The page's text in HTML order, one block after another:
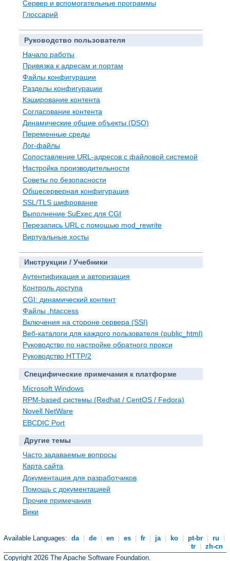
Сервер и вспомогательные программы
Глоссарий
Руководство пользователя
Начало работы
Привязка к адресам и портам
Файлы конфигурации
Разделы конфигурации
Кэширование контента
Согласование контента
Динамические общие объекты (DSO)
Переменные среды
Лог-файлы
Сопоставление URL-адресов с файловой системой
Настройка производительности
Советы по безопасности
Общесерверная конфигурация
SSL/TLS шифрование
Выполнение SuExec для CGI
Перезапись URL с помощью mod_rewrite
Виртуальные хосты
Инструкции / Учебники
Аутентификация и авторизация
Контроль доступа
CGI: динамический контент
Файлы .htaccess
Включения на стороне сервера (SSI)
Веб-каталоги для каждого пользователя (public_html)
Руководство по настройке обратного прокси
Руководство HTTP/2
Специфические примечания к платформе
Microsoft Windows
RPM-based системы (Redhat / CentOS / Fedora)
Novell NetWare
EBCDIC Port
Другие темы
Часто задаваемые вопросы
Карта сайта
Документация для разработчиков
Помощь с документацией
Прочие примечания
Вики
Available Languages: da de en es fr ja ko pt-br ru
tr
zh-cn
Copyright 2026 The Apache Software Foundation.